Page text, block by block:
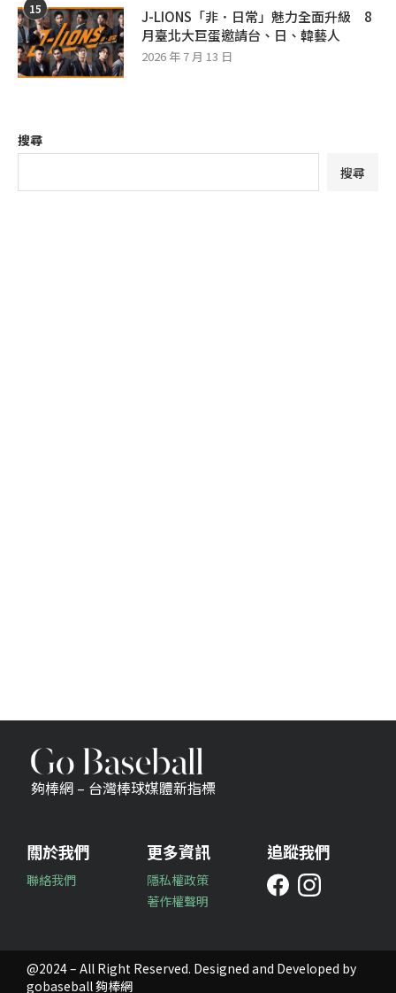
15
J-LIONS「非．日常」魅力全面升級 8
月臺北大巨蛋邀請台、日、韓藝人
2026 年 7 月 13 日
搜尋
搜尋
夠棒網 – 台灣棒球媒體新指標
關於我們
聯絡我們
更多資訊
隱私權政策
著作權聲明
追蹤我們
@2024 – All Right Reserved. Designed and Developed by
gobaseball 夠棒網